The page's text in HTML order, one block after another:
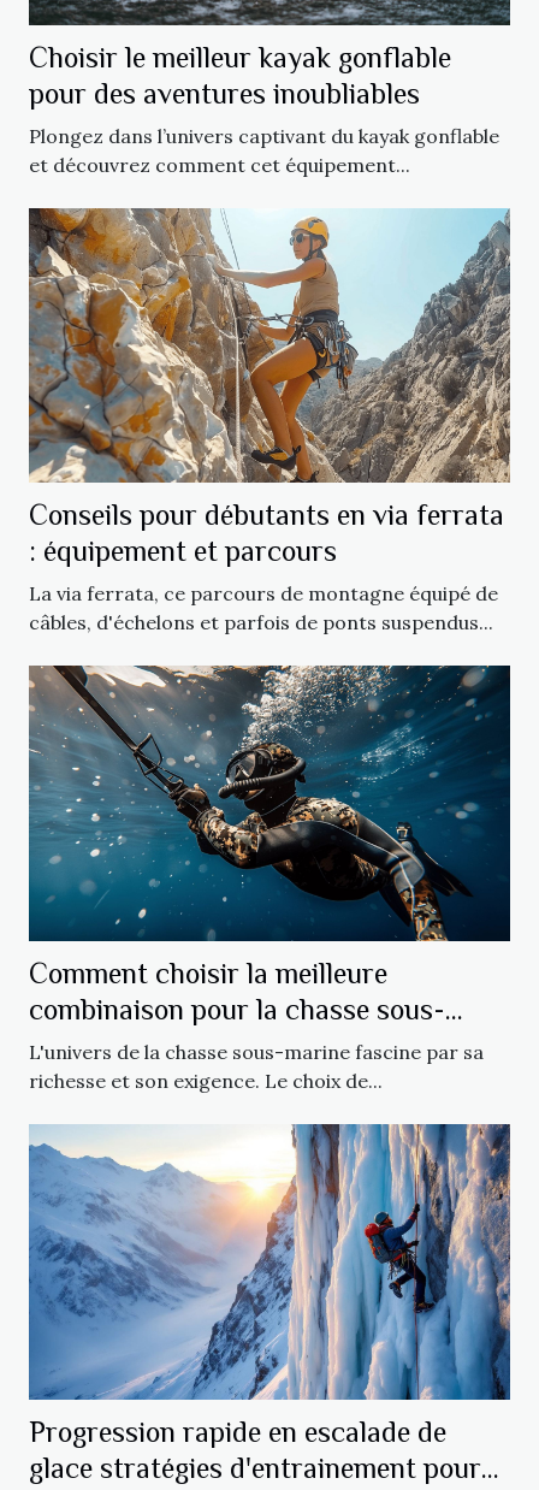
Choisir le meilleur kayak gonflable
pour des aventures inoubliables
Plongez dans l’univers captivant du kayak gonflable
et découvrez comment cet équipement...
Conseils pour débutants en via ferrata
: équipement et parcours
La via ferrata, ce parcours de montagne équipé de
câbles, d'échelons et parfois de ponts suspendus...
Comment choisir la meilleure
combinaison pour la chasse sous-
marine
L'univers de la chasse sous-marine fascine par sa
richesse et son exigence. Le choix de...
Progression rapide en escalade de
glace stratégies d'entrainement pour